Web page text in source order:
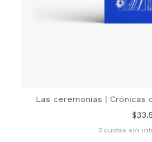
Las ceremonias | Crónicas
3 cuotas sin